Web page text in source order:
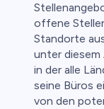
offene
Standorte
unter diesem
in der alle
seine Büros
von den